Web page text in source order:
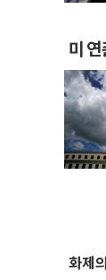
미
화제